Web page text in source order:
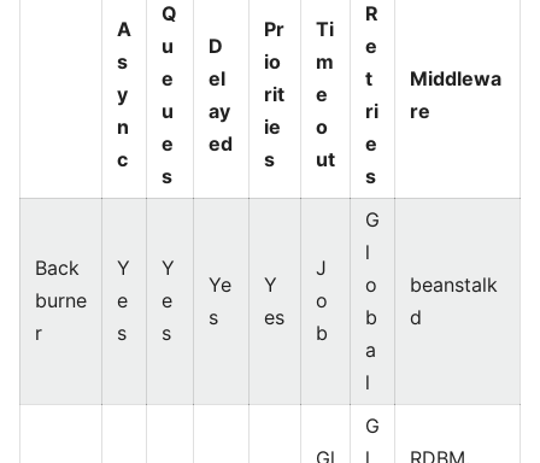
A
s
y
n
c
Q
u
e
u
e
s
D
el
ay
ed
Pr
io
rit
ie
s
Ti
m
e
o
ut
R
e
t
ri
e
s
Middlewa
re
Back
burne
r
Y
e
s
Y
e
s
Ye
s
Y
es
J
o
b
G
l
o
b
a
l
beanstalk
d
Gl
G
l
RDBM,